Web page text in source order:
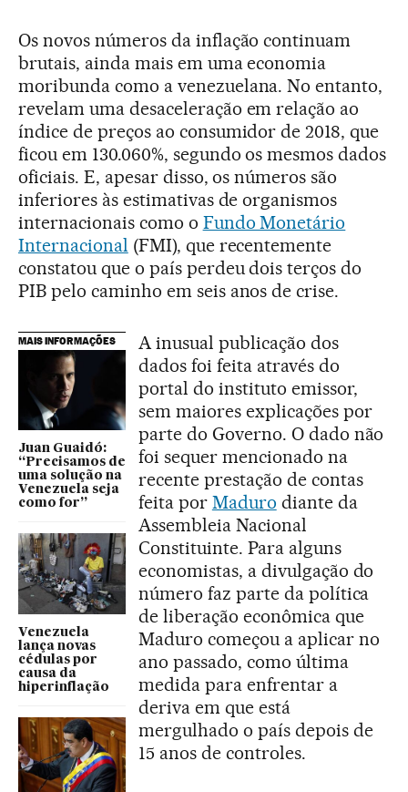
Os novos números da inflação continuam
brutais, ainda mais em uma economia
moribunda como a venezuelana. No entanto,
revelam uma desaceleração em relação ao
índice de preços ao consumidor de 2018, que
ficou em 130.060%, segundo os mesmos dados
oficiais. E, apesar disso, os números são
inferiores às estimativas de organismos
internacionais como o Fundo Monetário
Internacional (FMI), que recentemente
constatou que o país perdeu dois terços do
PIB pelo caminho em seis anos de crise.
MAIS INFORMAÇÕES
Juan Guaidó:
“Precisamos de
uma solução na
Venezuela seja
como for”
Venezuela
lança novas
cédulas por
causa da
hiperinflação
A inusual publicação dos
dados foi feita através do
portal do instituto emissor,
sem maiores explicações por
parte do Governo. O dado não
foi sequer mencionado na
recente prestação de contas
feita por Maduro diante da
Assembleia Nacional
Constituinte. Para alguns
economistas, a divulgação do
número faz parte da política
de liberação econômica que
Maduro começou a aplicar no
ano passado, como última
medida para enfrentar a
deriva em que está
mergulhado o país depois de
15 anos de controles.